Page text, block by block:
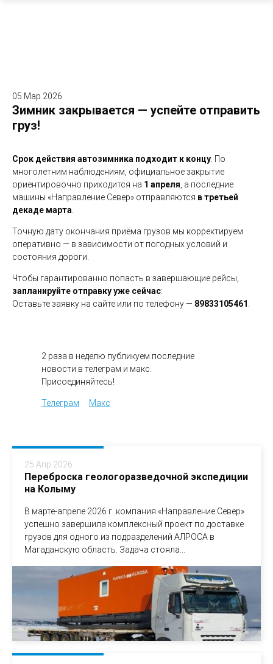
05 Мар 2026
Зимник закрывается — успейте отправить
груз!
Срок действия автозимника подходит к концу . По
многолетним наблюдениям, официальное закрытие
ориентировочно приходится на 1 апреля , а последние
машины «Направление Север» отправляются в третьей
декаде марта
Точную дату окончания приёма грузов мы корректируем
оперативно — в зависимости от погодных условий и
состояния дороги.
Чтобы гарантированно попасть в завершающие рейсы,
запланируйте отправку уже сейчас:
Оставьте заявку на сайте или по телефону — 89833105461
2 раза в неделю публикуем последние
новости в телеграм и макс.
Присоединяйтесь!
Телеграм Макс
25 Апр 2026
Переброска геологоразведочной экспедиции
на Колыму
В марте-апреле 2026 г. компания «Направление Север»
успешно завершила комплексный проект по доставке
грузов для одного из подразделений АЛРОСА в
Магаданскую область. Задача стояла...